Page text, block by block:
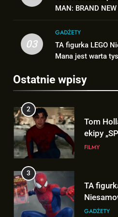
NEW
FILMY
3
TA
jest
GADŻETY
4
5
MAN: BRAND
03
GADŻETY
TA figurka LEGO
Mana jest warta
Ostatnie wpisy
„X-
2
Tom
ekipy
NEW
powrót!
FILMY
3
TA
jest
GADŻETY
4
Znamy
FILMY